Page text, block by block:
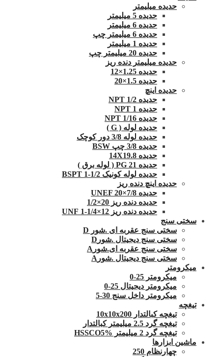
حدیده میلیمتر
حدیده 5 میلیمتر
حدیده 6 میلیمتر
حدیده 6 میلیمتر چپ
حدیده 1 میلیمتر
حدیده 20 میلیمتر چپ
حدیده میلیمتر دنده ریز
حدیده 1.25×12
حدیده 1.5×20
حدیده اینچ
حدیده 1/2 NPT
حدیده NPT 1
حدیده 1/16 NPT
حدیده لوله ( G )
حدیده لوله 3/8 دور کوچک
حدیده 3/8 چپ BSW
حدیده 14X19.8
حدیده 21 PG ( لوله برق )
حدیده لوله کونیک 1/2-1 BSPT
حدیده اینچ دنده ریز
حدیده UNEF 20×7/8
حدیده دنده ریز 20×1/2
حدیده دنده ریز 12×1/4-1 UNF
سختی سنج
سختی سنج عقربه ای .شور D
سختی سنج دیجیتال .شورD
سختی سنج عقربه ای.شورA
سختی سنج دیجیتال .شورA
میکرومتر
میکرومتر 25-0
میکرومتر دیجیتال 25-0
میکرومتر داخل سنج 30-5
تیغچه
تیغچه کبالتدار 10x10x200
تیغچه گرد 2.5 میلیمتر کبالتدار
تیغچه گرد 2 میلیمتر HSSCO5%
ماشین ابزارها
چهارنظام 250